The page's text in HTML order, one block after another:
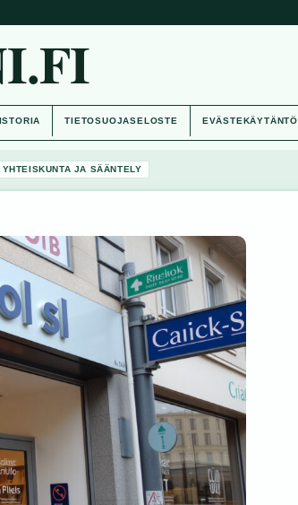
TIETOSUOJASELOSTE EVÄSTEKÄYTÄNTÖ
YHTEISKUNTA JA SÄÄNTELY